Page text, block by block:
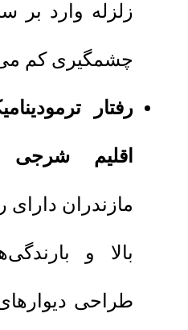
زلزله وارد بر
چشمگیری کم
رفتار
اقلیم شرجی
مازندران
بالا و
طراحی